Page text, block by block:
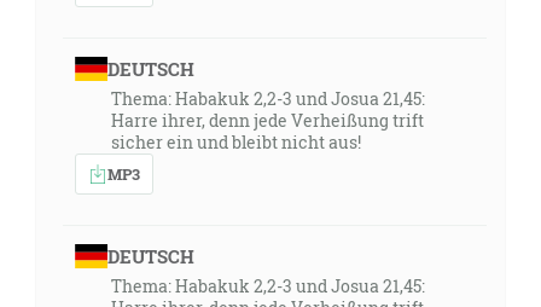
DEUTSCH
Thema: Habakuk 2,2-3 und Josua 21,45:
Harre ihrer, denn jede Verheißung trift
sicher ein und bleibt nicht aus!
MP3
DEUTSCH
Thema: Habakuk 2,2-3 und Josua 21,45: